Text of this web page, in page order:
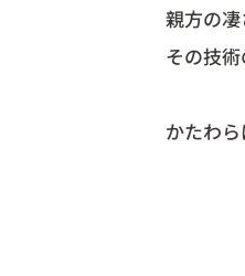
親方の
その技
かたわ